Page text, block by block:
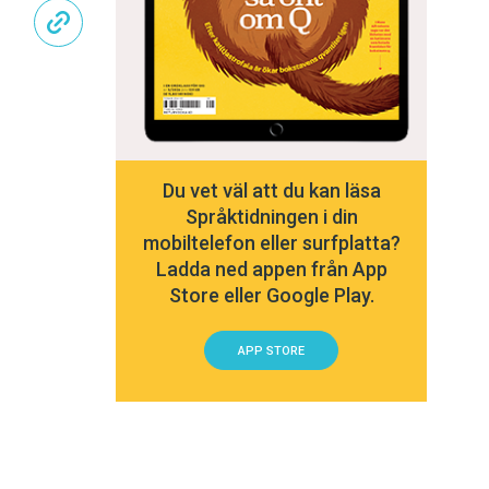
Du vet väl att du kan läsa
Språktidningen i din
mobiltelefon eller surfplatta?
Ladda ned appen från App
Store eller Google Play.
APP STORE